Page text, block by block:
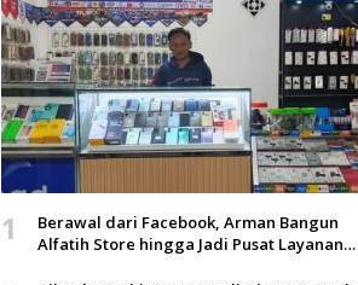
1
Berawal dari Facebook, Arman Bangun
Alfatih Store hingga Jadi Pusat Layanan